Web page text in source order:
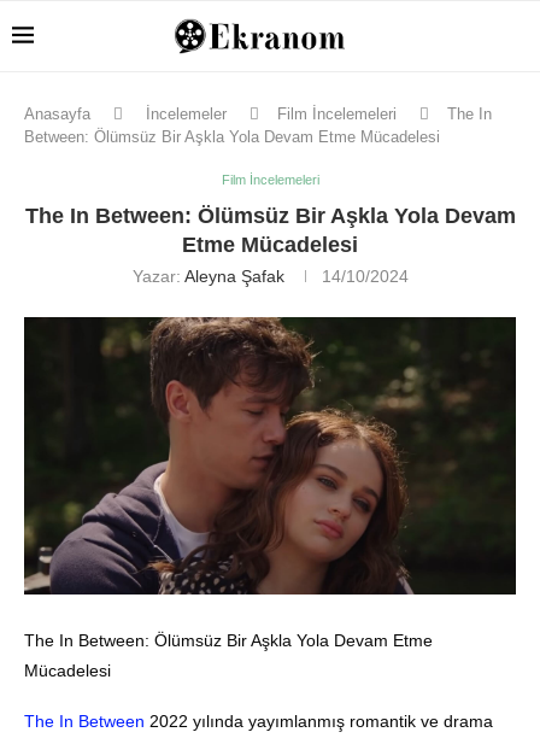
Anasayfa İncelemeler Film İncelemeleri
The In
Between: Ölümsüz Bir Aşkla Yola Devam Etme Mücadelesi
Film İncelemeleri
The In Between: Ölümsüz Bir Aşkla Yola Devam
Etme Mücadelesi
Yazar: Aleyna Şafak 14/10/2024
The In Between: Ölümsüz Bir Aşkla Yola Devam Etme
Mücadelesi
The In Between 2022 yılında yayımlanmış romantik ve drama